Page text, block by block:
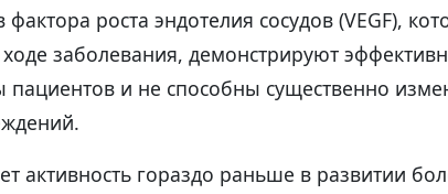
роста эндотелия сосудов (VEGF),
заболевания, демонстрируют
и не способны существенно
активность гораздо раньше в развитии